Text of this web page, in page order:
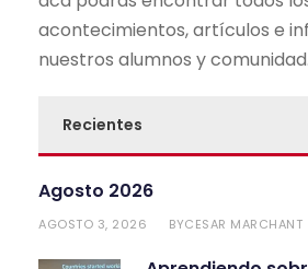
acontecimientos, artículos e
nuestros alumnos y comunidad.
Recientes
Agosto 2026
AGOSTO 3, 2026 BYCESAR MARCHANT